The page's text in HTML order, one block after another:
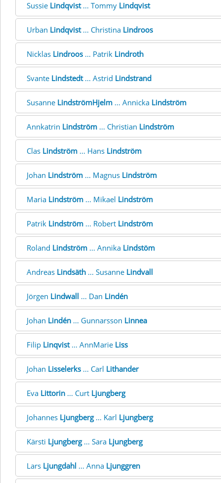
Sussie Lindqvist... Tommy Lindqvist
Urban Lindqvist... Christina Lindroos
Nicklas Lindroos ... Patrik Lindroth
Svante Lindstedt... Astrid Lindstrand
Susanne LindströmHjelm ... Annicka Lindström
Annkatrin Lindström ... Christian Lindström
Clas Lindström ... Hans Lindström
Johan Lindström ... Magnus Lindström
Maria Lindström ... Mikael Lindström
Patrik Lindström ... Robert Lindström
Roland Lindström ... Annika Lindstöm
Andreas Lindsäth ... Susanne Lindvall
Jörgen Lindwall ... Dan Lindén
Johan Lindén ... Gunnarsson Linnea
Filip Linqvist... AnnMarie Liss
Johan Lisselerks ... Carl Lithander
Eva Littorin ... Curt Ljungberg
Johannes Ljungberg... Karl Ljungberg
Kärsti Ljungberg... Sara Ljungberg
Lars Ljungdahl ... Anna Ljunggren